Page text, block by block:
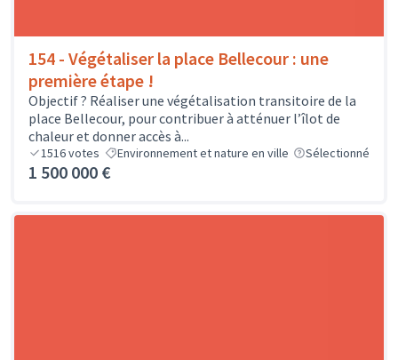
154 - Végétaliser la place Bellecour : une
première étape !
Objectif ? Réaliser une végétalisation transitoire de la
place Bellecour, pour contribuer à atténuer l’îlot de
chaleur et donner accès à...
1516votes Environnement et nature en ville Sélectionné
1 500 000 €